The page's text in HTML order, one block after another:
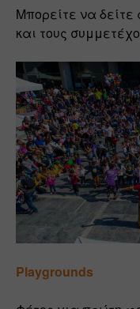
Μπορείτε να δείτε
και τους
Playgrounds